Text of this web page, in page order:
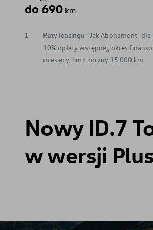
do 690 km
1
Raty leasingu "Jak Abonament"
10% opłaty wstępnej, okres
miesięcy, limit roczny 15 000 km.
Nowy ID.7
w wersji Plus